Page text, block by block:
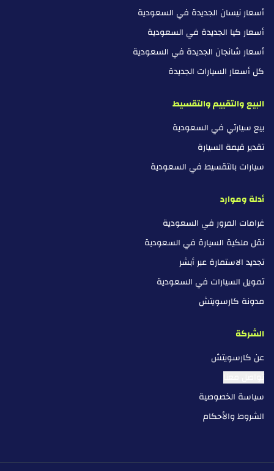
أسعار نيسان الجديدة في السعودية
أسعار كيا الجديدة في السعودية
أسعار شانجان الجديدة في السعودية
كل أسعار السيارات الجديدة
البيع والتقييم والتقسيط
بيع سيارتي في السعودية
تقدير قيمة السيارة
سيارات بالتقسيط في السعودية
أدلة وموارد
غرامات المرور في السعودية
نقل ملكية السيارة في السعودية
تجديد الاستمارة عبر أبشر
تمويل السيارات في السعودية
مدونة كارسويتش
الشركة
عن كارسويتش
تواصل معنا
سياسة الخصوصية
الشروط والأحكام